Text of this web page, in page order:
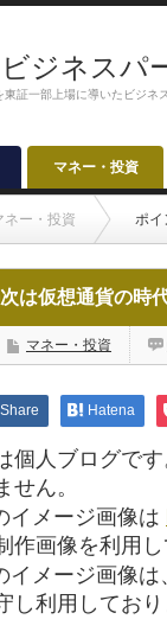
ジネスパ
証一部上場に導いたビジネ
マネー・投資
ネー・投資 ポイ
は仮想通貨の時
マネー・投資
Share Hatena
個人ブログで
せん。
イメージ画像は
作画像を利用し
メージ画像は
し利用しており